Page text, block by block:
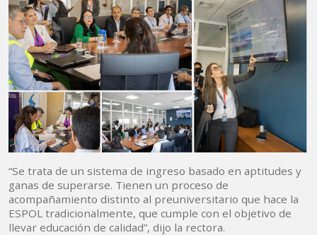
“Se trata de un sistema de ingreso basado en aptitudes y
ganas de superarse. Tienen un proceso de
acompañamiento distinto al preuniversitario que hace la
ESPOL tradicionalmente, que cumple con el objetivo de
llevar educación de calidad”, dijo la rectora.